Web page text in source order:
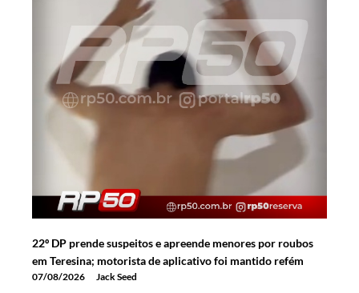
22º DP prende suspeitos e apreende menores por roubos
em Teresina; motorista de aplicativo foi mantido refém
07/08/2026 Jack Seed